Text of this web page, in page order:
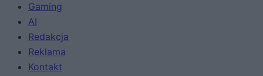
Gaming
AI
Redakcja
Reklama
Kontakt